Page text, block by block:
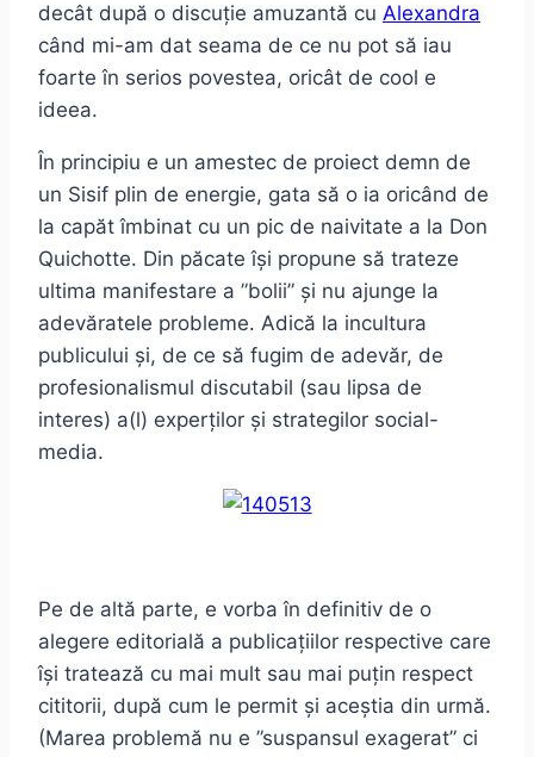
decât după o discuție amuzantă cu Alexandra
când mi-am dat seama de ce nu pot să iau
foarte în serios povestea, oricât de cool e
ideea.
În principiu e un amestec de proiect demn de
un Sisif plin de energie, gata să o ia oricând de
la capăt îmbinat cu un pic de naivitate a la Don
Quichotte. Din păcate își propune să trateze
ultima manifestare a ”bolii” și nu ajunge la
adevăratele probleme. Adică la incultura
publicului și, de ce să fugim de adevăr, de
profesionalismul discutabil (sau lipsa de
interes) a(l) experților și strategilor social-
media.
Pe de altă parte, e vorba în definitiv de o
alegere editorială a publicațiilor respective care
își tratează cu mai mult sau mai puțin respect
cititorii, după cum le permit și aceștia din urmă.
(Marea problemă nu e ”suspansul exagerat” ci